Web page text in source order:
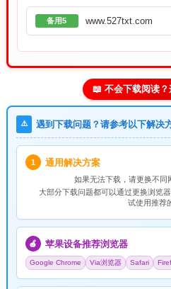
备用5 www.527txt.com
📖 不会下载阅读？
⚠️ 遇到下载问题？请参考以下解决
1 通用解决方案
如果无法下载，请更换不同
大部分下载问题都可以通过更换浏览
试使用推荐
🍎 苹果设备推荐浏览器
Google Chrome Via浏览器 Safari